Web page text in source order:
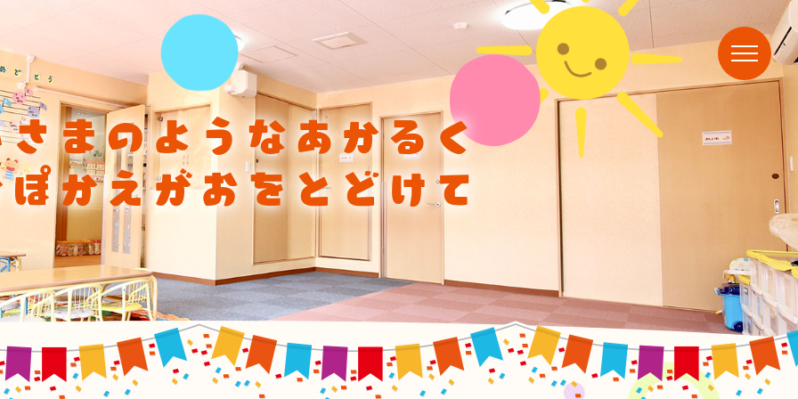
さまのようなあかるく
かえがおをとどけて